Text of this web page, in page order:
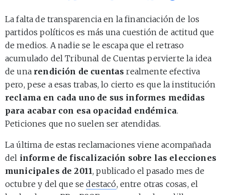
La falta de transparencia en la financiación de los
partidos políticos es más una cuestión de actitud que
de medios. A nadie se le escapa que el retraso
acumulado del Tribunal de Cuentas pervierte la idea
de una rendición de cuentas realmente efectiva
pero, pese a esas trabas, lo cierto es que la institución
reclama en cada uno de sus informes medidas
para acabar con esa opacidad endémica.
Peticiones que no suelen ser atendidas.
La última de estas reclamaciones viene acompañada
del informe de fiscalización sobre las elecciones
municipales de 2011, publicado el pasado mes de
octubre y del que sedestacó, entre otras cosas, el